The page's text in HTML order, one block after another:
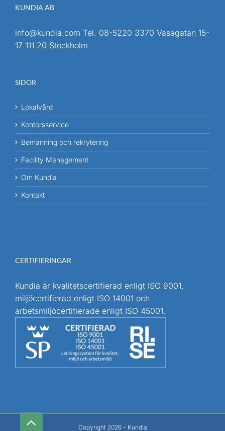
KUNDIA AB
info@kundia.com Tel. 08-5220 3370 Vasagatan 15-
17 111 20 Stockholm
SIDOR
Lokalvård
Kontorsservice
Bemanning och rekrytering
Facility Management
Om Kundia
Kontakt
CERTIFIERINGAR
Kundia är kvalitetscertifierad enligt ISO 9001,
miljöcertifierad enligt ISO 14001 och
arbetsmiljöcertifierade enligt ISO 45001.
Copyright 2026 – Kundia
Till